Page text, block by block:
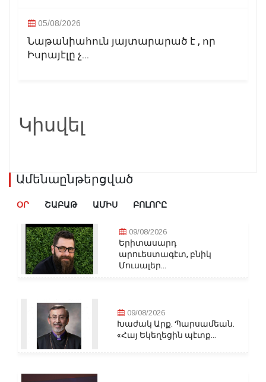
05/08/2026
Նաթանիահուն յայտարարած է , որ
Իսրայէլը չ...
Կիսվել
Ամենաընթերցված
ՕՐ ՇԱԲԱԹ ԱՄԻՍ ԲՈԼՈՐԸ
09/08/2026
Երիտասարդ
արուեստագէտ, բնիկ
Մուսալեր...
09/08/2026
Խաժակ Արք. Պարսամեան.
«Հայ Եկեղեցին պէտք...